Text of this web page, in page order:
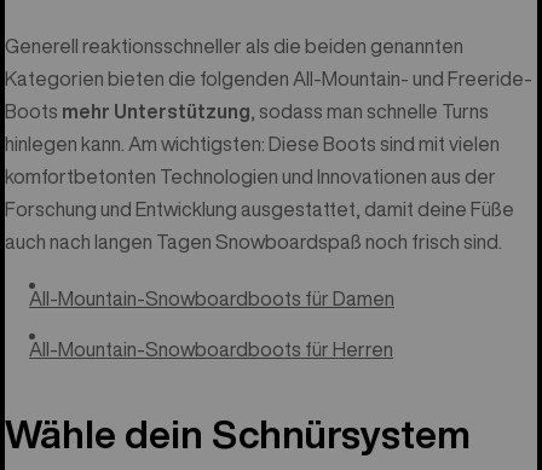
Generell reaktionsschneller als die beiden genannten
Kategorien bieten die folgenden All-Mountain- und Freeride-
Boots mehr Unterstützung , sodass man schnelle Turns
hinlegen kann. Am wichtigsten: Diese Boots sind mit vielen
komfortbetonten Technologien und Innovationen aus der
Forschung und Entwicklung ausgestattet, damit deine Füße
auch nach langen Tagen Snowboardspaß noch frisch sind.
All-Mountain-Snowboardboots für Damen
All-Mountain-Snowboardboots für Herren
Wähle dein Schnürsystem